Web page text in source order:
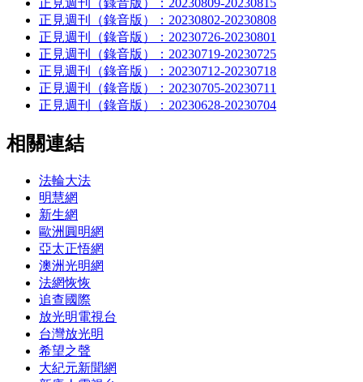
正見週刊（錄音版）：20230809-20230815
正見週刊（錄音版）：20230802-20230808
正見週刊（錄音版）：20230726-20230801
正見週刊（錄音版）：20230719-20230725
正見週刊（錄音版）：20230712-20230718
正見週刊（錄音版）：20230705-20230711
正見週刊（錄音版）：20230628-20230704
相關連結
法輪大法
明慧網
新生網
歐洲圓明網
亞太正悟網
澳洲光明網
法網恢恢
追查國際
放光明電視台
台灣放光明
希望之聲
大紀元新聞網